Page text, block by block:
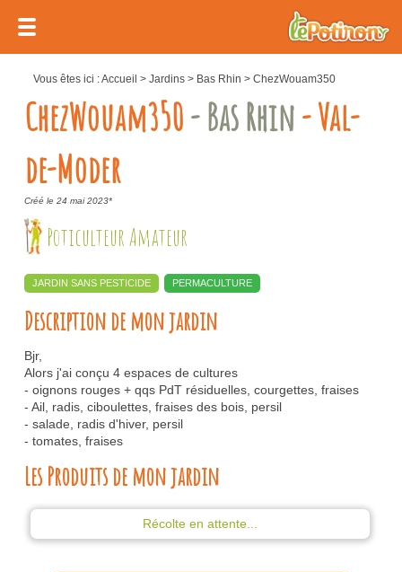
Vous êtes ici :Accueil > Jardins> Bas Rhin > ChezWouam350
ChezWouam350- Bas Rhin- Val-
de-Moder
Créé le 24 mai 2023*
Poticulteur Amateur
JARDIN SANS PESTICIDE PERMACULTURE
Description de mon jardin
Bjr,
Alors j'ai conçu 4 espaces de cultures
- oignons rouges + qqs PdT résiduelles, courgettes, fraises
- Ail, radis, ciboulettes, fraises des bois, persil
- salade, radis d'hiver, persil
- tomates, fraises
Les Produits de mon jardin
Récolte en attente...